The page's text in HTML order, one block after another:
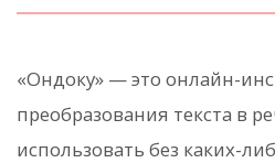
«Ондоку» — это онлайн-
преобразования текста в
использовать без каких-